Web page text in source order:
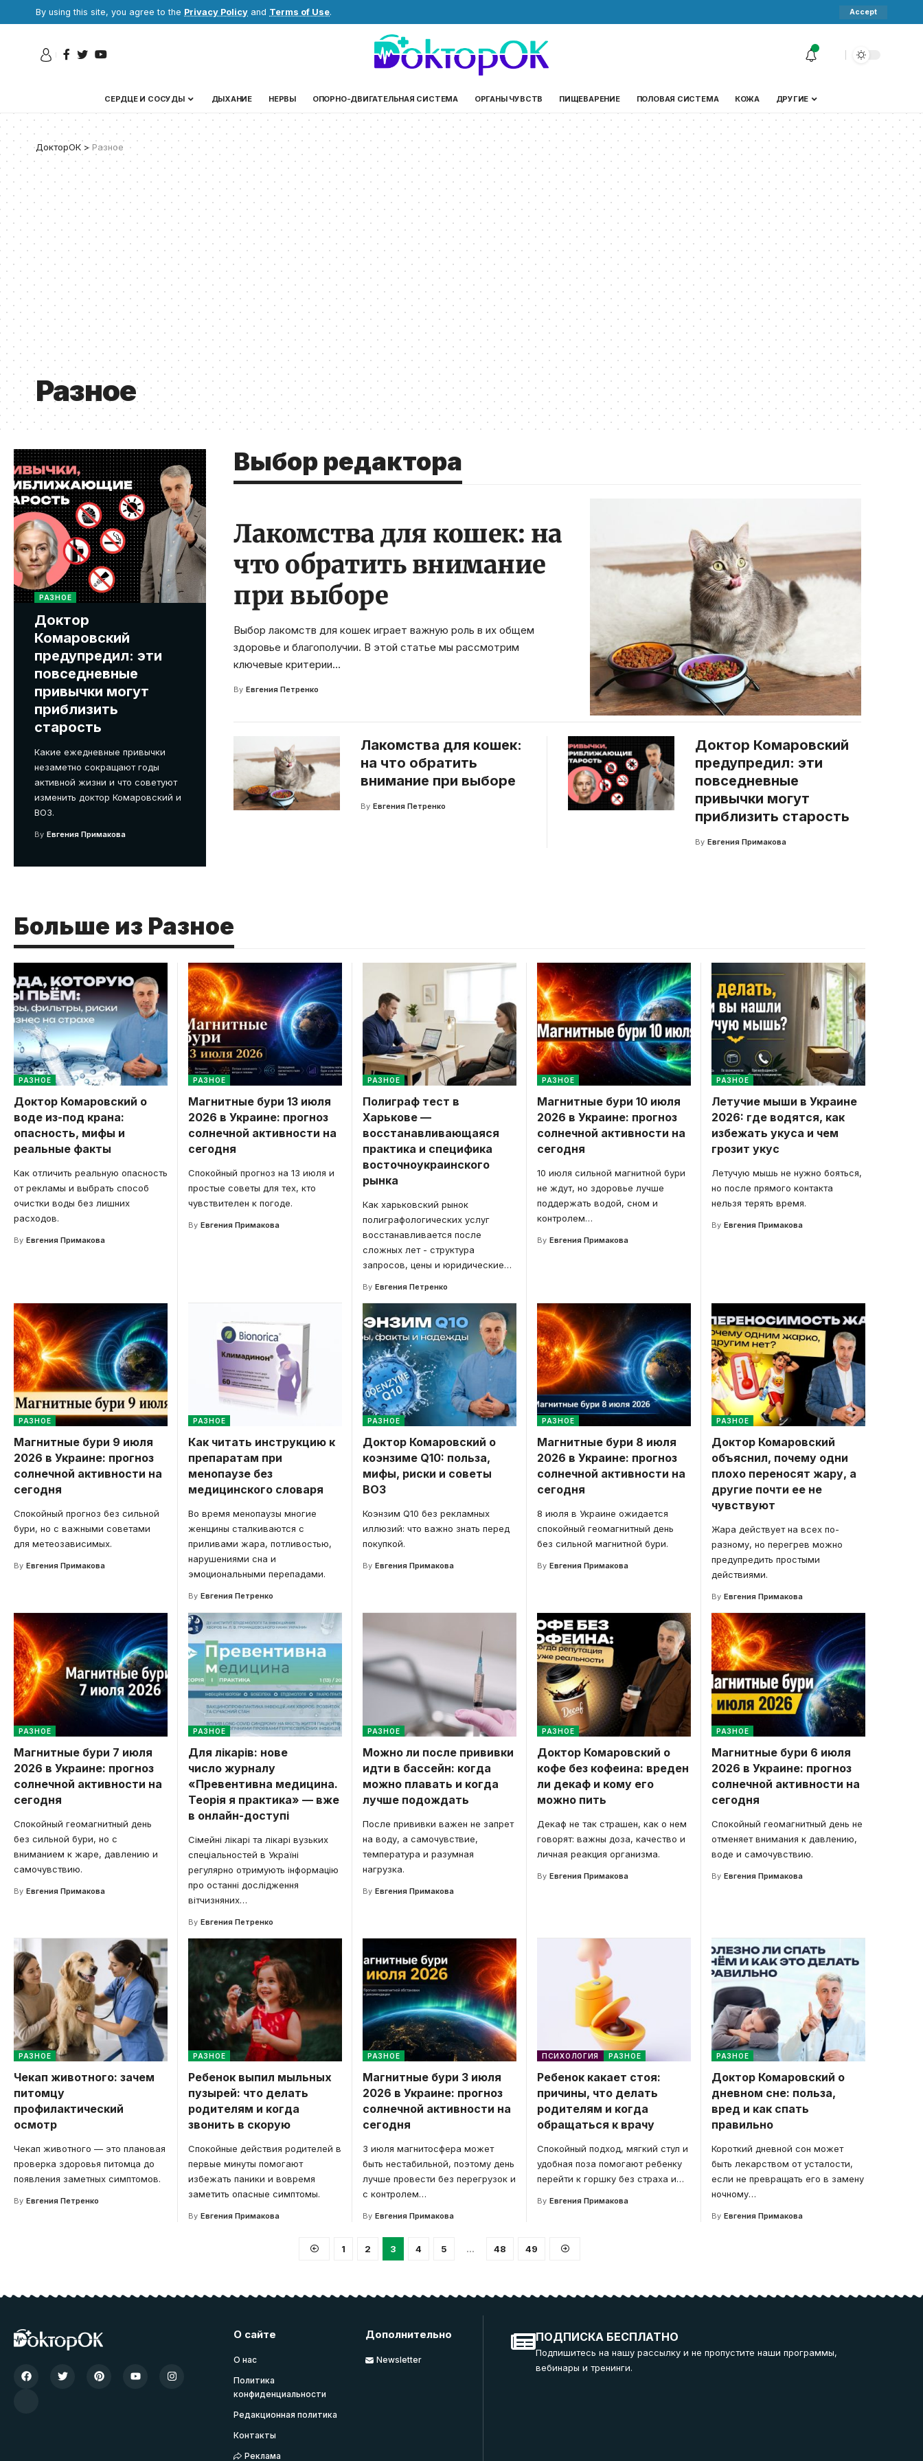
By using this site, you agree to the Privacy Policy and Terms of Use. Accept
СЕРДЦЕ И СОСУДЫ ДЫХАНИЕ НЕРВЫ ОПОРНО-ДВИГАТЕЛЬНАЯ СИСТЕМА ОРГАНЫ ЧУВСТВ ПИЩЕВАРЕНИЕ ПОЛОВАЯ СИСТЕМА КОЖА ДРУГИЕ
ДокторОК > Разное
Разное
РАЗНОЕ
Доктор
Комаровский
предупредил: эти
повседневные
привычки могут
приблизить
старость
Какие ежедневные привычки
незаметно сокращают годы
активной жизни и что советуют
изменить доктор Комаровский и
ВОЗ.
By Евгения Примакова
Выбор редактора
Лакомства для кошек: на
что обратить внимание
при выборе
Выбор лакомств для кошек играет важную роль в их общем
здоровье и благополучии. В этой статье мы рассмотрим
ключевые критерии…
By Евгения Петренко
Лакомства для кошек:
на что обратить
внимание при выборе
By Евгения Петренко
Доктор Комаровский
предупредил: эти
повседневные
привычки могут
приблизить старость
By Евгения Примакова
Больше из Разное
РАЗНОЕ
Доктор Комаровский о
воде из-под крана:
опасность, мифы и
реальные факты
Как отличить реальную опасность
от рекламы и выбрать способ
очистки воды без лишних
расходов.
By Евгения Примакова
РАЗНОЕ
Магнитные бури 13 июля
2026 в Украине: прогноз
солнечной активности на
сегодня
Спокойный прогноз на 13 июля и
простые советы для тех, кто
чувствителен к погоде.
By Евгения Примакова
РАЗНОЕ
Полиграф тест в
Харькове —
восстанавливающаяся
практика и специфика
восточноукраинского
рынка
Как харьковский рынок
полиграфологических услуг
восстанавливается после
сложных лет - структура
запросов, цены и юридические…
By Евгения Петренко
РАЗНОЕ
Магнитные бури 10 июля
2026 в Украине: прогноз
солнечной активности на
сегодня
10 июля сильной магнитной бури
не ждут, но здоровье лучше
поддержать водой, сном и
контролем…
By Евгения Примакова
РАЗНОЕ
Летучие мыши в Украине
2026: где водятся, как
избежать укуса и чем
грозит укус
Летучую мышь не нужно бояться,
но после прямого контакта
нельзя терять время.
By Евгения Примакова
РАЗНОЕ
Магнитные бури 9 июля
2026 в Украине: прогноз
солнечной активности на
сегодня
Спокойный прогноз без сильной
бури, но с важными советами
для метеозависимых.
By Евгения Примакова
РАЗНОЕ
Как читать инструкцию к
препаратам при
менопаузе без
медицинского словаря
Во время менопаузы многие
женщины сталкиваются с
приливами жара, потливостью,
нарушениями сна и
эмоциональными перепадами.
By Евгения Петренко
РАЗНОЕ
Доктор Комаровский о
коэнзиме Q10: польза,
мифы, риски и советы
ВОЗ
Коэнзим Q10 без рекламных
иллюзий: что важно знать перед
покупкой.
By Евгения Примакова
РАЗНОЕ
Магнитные бури 8 июля
2026 в Украине: прогноз
солнечной активности на
сегодня
8 июля в Украине ожидается
спокойный геомагнитный день
без сильной магнитной бури.
By Евгения Примакова
РАЗНОЕ
Доктор Комаровский
объяснил, почему одни
плохо переносят жару, а
другие почти ее не
чувствуют
Жара действует на всех по-
разному, но перегрев можно
предупредить простыми
действиями.
By Евгения Примакова
РАЗНОЕ
Магнитные бури 7 июля
2026 в Украине: прогноз
солнечной активности на
сегодня
Спокойный геомагнитный день
без сильной бури, но с
вниманием к жаре, давлению и
самочувствию.
By Евгения Примакова
РАЗНОЕ
Для лікарів: нове
число журналу
«Превентивна медицина.
Теорія я практика» — вже
в онлайн-доступі
Сімейні лікарі та лікарі вузьких
спеціальностей в Україні
регулярно отримують інформацію
про останні дослідження
вітчизняних…
By Евгения Петренко
РАЗНОЕ
Можно ли после прививки
идти в бассейн: когда
можно плавать и когда
лучше подождать
После прививки важен не запрет
на воду, а самочувствие,
температура и разумная
нагрузка.
By Евгения Примакова
РАЗНОЕ
Доктор Комаровский о
кофе без кофеина: вреден
ли декаф и кому его
можно пить
Декаф не так страшен, как о нем
говорят: важны доза, качество и
личная реакция организма.
By Евгения Примакова
РАЗНОЕ
Магнитные бури 6 июля
2026 в Украине: прогноз
солнечной активности на
сегодня
Спокойный геомагнитный день не
отменяет внимания к давлению,
воде и самочувствию.
By Евгения Примакова
РАЗНОЕ
Чекап животного: зачем
питомцу
профилактический
осмотр
Чекап животного — это плановая
проверка здоровья питомца до
появления заметных симптомов.
By Евгения Петренко
РАЗНОЕ
Ребенок выпил мыльных
пузырей: что делать
родителям и когда
звонить в скорую
Спокойные действия родителей в
первые минуты помогают
избежать паники и вовремя
заметить опасные симптомы.
By Евгения Примакова
РАЗНОЕ
Магнитные бури 3 июля
2026 в Украине: прогноз
солнечной активности на
сегодня
3 июля магнитосфера может
быть нестабильной, поэтому день
лучше провести без перегрузок и
с контролем…
By Евгения Примакова
ПСИХОЛОГИЯ РАЗНОЕ
Ребенок какает стоя:
причины, что делать
родителям и когда
обращаться к врачу
Спокойный подход, мягкий стул и
удобная поза помогают ребенку
перейти к горшку без страха и…
By Евгения Примакова
РАЗНОЕ
Доктор Комаровский о
дневном сне: польза,
вред и как спать
правильно
Короткий дневной сон может
быть лекарством от усталости,
если не превращать его в замену
ночному…
By Евгения Примакова
1 2 3 4 5 … 48 49
О сайте
О нас
Политика
конфиденциальности
Редакционная политика
Контакты
Реклама
Дополнительно
Newsletter
ПОДПИСКА БЕСПЛАТНО
Подпишитесь на нашу рассылку и не пропустите наши программы,
вебинары и тренинги.